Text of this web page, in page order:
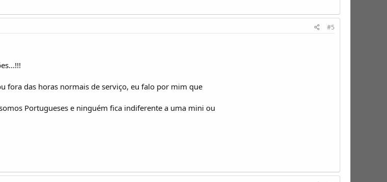
#5
fora das horas normais de serviço, eu falo por mim que
Portugueses e ninguém fica indiferente a uma mini ou